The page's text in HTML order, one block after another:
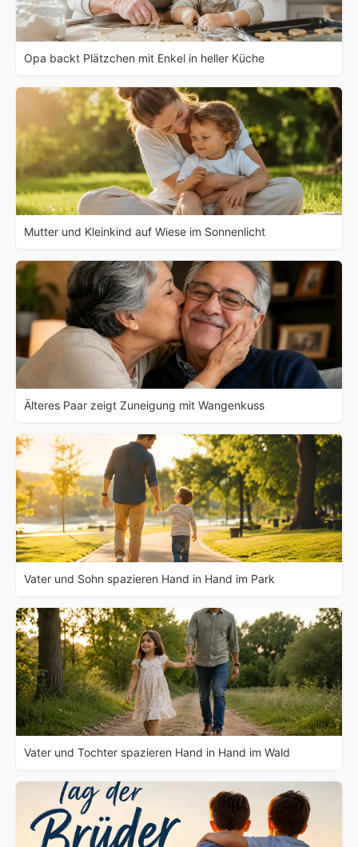
Opa backt Plätzchen mit Enkel in heller Küche
Mutter und Kleinkind auf Wiese im Sonnenlicht
Älteres Paar zeigt Zuneigung mit Wangenkuss
Vater und Sohn spazieren Hand in Hand im Park
Vater und Tochter spazieren Hand in Hand im Wald